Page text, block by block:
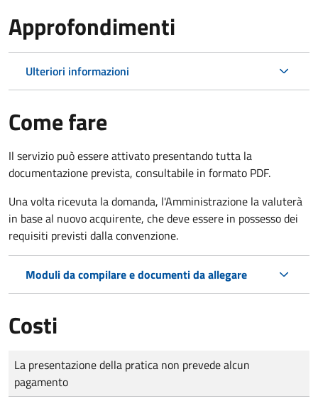
Approfondimenti
Ulteriori informazioni
Come fare
Il servizio può essere attivato presentando tutta la
documentazione prevista, consultabile in formato PDF.
Una volta ricevuta la domanda, l'Amministrazione la valuterà
in base al nuovo acquirente, che deve essere in possesso dei
requisiti previsti dalla convenzione.
Moduli da compilare e documenti da allegare
Costi
Tipo di pagamento
Importo
La presentazione della pratica non prevede alcun
pagamento